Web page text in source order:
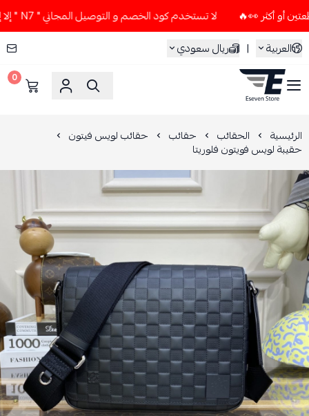
لا تستخدم كود الخصم و التوصيل المجاني " N7 " إلا إذا طلبت قطعتين أو أكثر 👀🔥
العربية
| ريال سعودي
ESEVEN STORE
0
الرئيسية الحقائب حقائب حقائب لويس فيتون
حقيبة لويس فويتون فلوريتا